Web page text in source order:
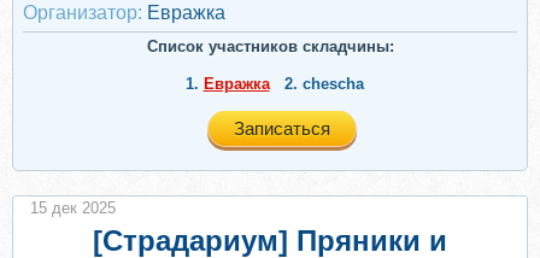
Организатор: Евражкa
Список участников складчины:
1. Евражкa 2. chescha
Записаться
[Страдариум] Пряники и
15 дек 2025